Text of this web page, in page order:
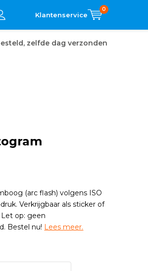
0
zelfde dag verzonden
(arc flash) volgens ISO
Verkrijgbaar als sticker of
op: geen
Bestel nu! Lees meer.